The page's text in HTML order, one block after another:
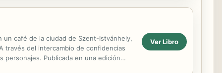
café de la ciudad de Szent-Istvánhely,
través del intercambio de confidencias
personajes. Publicada en una edición
Ver Libro